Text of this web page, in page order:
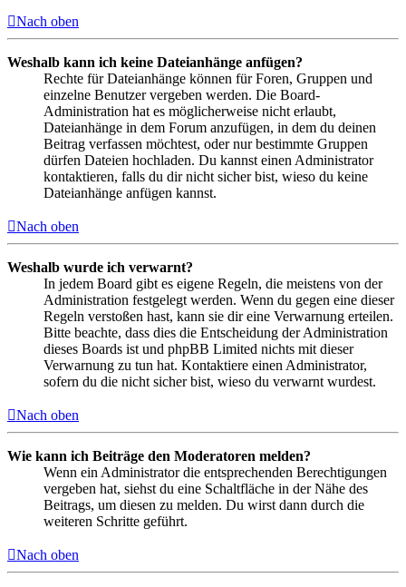
Nach oben
Weshalb kann ich keine Dateianhänge anfügen?
Rechte für Dateianhänge können für Foren, Gruppen und
einzelne Benutzer vergeben werden. Die Board-
Administration hat es möglicherweise nicht erlaubt,
Dateianhänge in dem Forum anzufügen, in dem du deinen
Beitrag verfassen möchtest, oder nur bestimmte Gruppen
dürfen Dateien hochladen. Du kannst einen Administrator
kontaktieren, falls du dir nicht sicher bist, wieso du keine
Dateianhänge anfügen kannst.
Nach oben
Weshalb wurde ich verwarnt?
In jedem Board gibt es eigene Regeln, die meistens von der
Administration festgelegt werden. Wenn du gegen eine dieser
Regeln verstoßen hast, kann sie dir eine Verwarnung erteilen.
Bitte beachte, dass dies die Entscheidung der Administration
dieses Boards ist und phpBB Limited nichts mit dieser
Verwarnung zu tun hat. Kontaktiere einen Administrator,
sofern du die nicht sicher bist, wieso du verwarnt wurdest.
Nach oben
Wie kann ich Beiträge den Moderatoren melden?
Wenn ein Administrator die entsprechenden Berechtigungen
vergeben hat, siehst du eine Schaltfläche in der Nähe des
Beitrags, um diesen zu melden. Du wirst dann durch die
weiteren Schritte geführt.
Nach oben